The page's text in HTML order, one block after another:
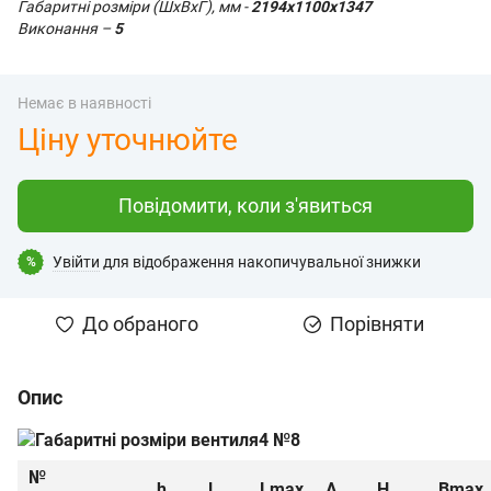
Габаритні розміри (ШхВхГ), мм -2194х1100х1347
Виконання –5
Немає в наявності
Ціну уточнюйте
Повідомити, коли з'явиться
% Увійти для відображення накопичувальної знижки
До обраного Порівняти
Опис
№